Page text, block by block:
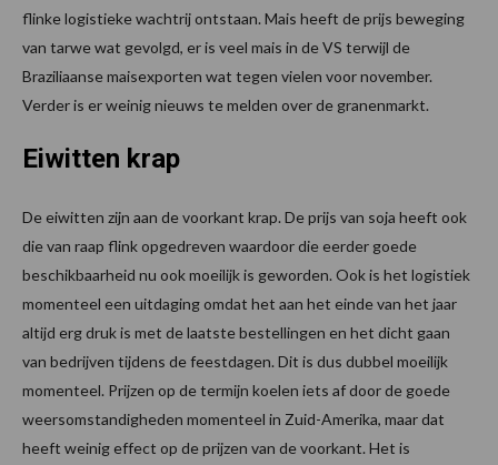
flinke logistieke wachtrij ontstaan. Mais heeft de prijs beweging
van tarwe wat gevolgd, er is veel mais in de VS terwijl de
Braziliaanse maisexporten wat tegen vielen voor november.
Verder is er weinig nieuws te melden over de granenmarkt.
Eiwitten krap
De eiwitten zijn aan de voorkant krap. De prijs van soja heeft ook
die van raap flink opgedreven waardoor die eerder goede
beschikbaarheid nu ook moeilijk is geworden. Ook is het logistiek
momenteel een uitdaging omdat het aan het einde van het jaar
altijd erg druk is met de laatste bestellingen en het dicht gaan
van bedrijven tijdens de feestdagen. Dit is dus dubbel moeilijk
momenteel. Prijzen op de termijn koelen iets af door de goede
weersomstandigheden momenteel in Zuid-Amerika, maar dat
heeft weinig effect op de prijzen van de voorkant. Het is